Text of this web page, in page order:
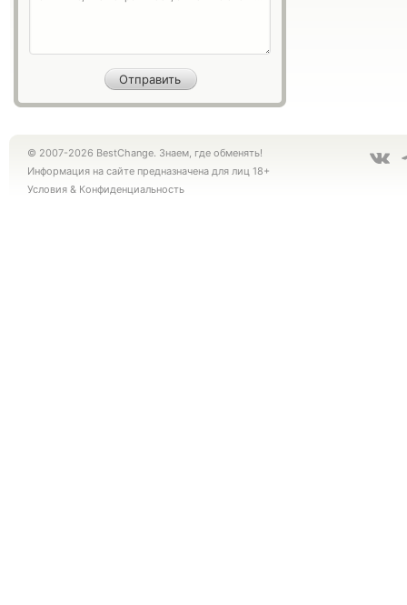
© 2007-2026 BestChange. Знаем, где обменять!
Информация на сайте предназначена для лиц 18+
Условия & Конфиденциальность